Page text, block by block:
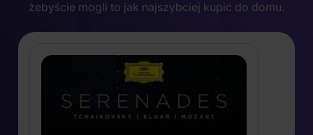
żebyście mogli to jak najszybciej kupić do domu.